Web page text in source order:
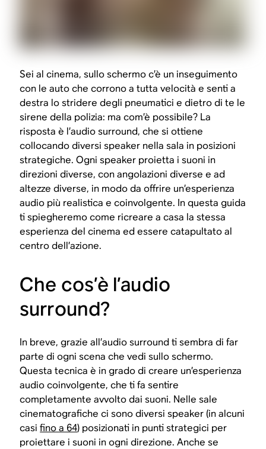
Sei al cinema, sullo schermo c’è un inseguimento
con le auto che corrono a tutta velocità e senti a
destra lo stridere degli pneumatici e dietro di te le
sirene della polizia: ma com’è possibile? La
risposta è l’audio surround, che si ottiene
collocando diversi speaker nella sala in posizioni
strategiche. Ogni speaker proietta i suoni in
direzioni diverse, con angolazioni diverse e ad
altezze diverse, in modo da offrire un’esperienza
audio più realistica e coinvolgente. In questa guida
ti spiegheremo come ricreare a casa la stessa
esperienza del cinema ed essere catapultato al
centro dell’azione.
Che cos’è l’audio
surround?
In breve, grazie all’audio surround ti sembra di far
parte di ogni scena che vedi sullo schermo.
Questa tecnica è in grado di creare un’esperienza
audio coinvolgente, che ti fa sentire
completamente avvolto dai suoni. Nelle sale
cinematografiche ci sono diversi speaker (in alcuni
casifino a 64) posizionati in punti strategici per
proiettare i suoni in ogni direzione. Anche se